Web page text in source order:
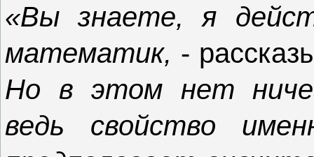
«Вы знаете, я
математик, -
Но в этом нет
ведь свойство